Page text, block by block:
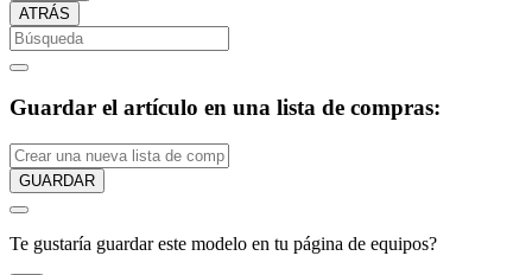
ATRÁS
Guardar el artículo en una lista de compras:
GUARDAR
Te gustaría guardar este modelo en tu página de equipos?